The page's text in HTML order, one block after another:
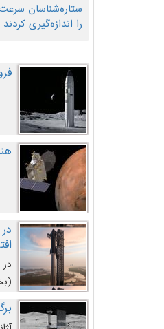
ستاره‌شناسان
را اندازه‌گیری کردند